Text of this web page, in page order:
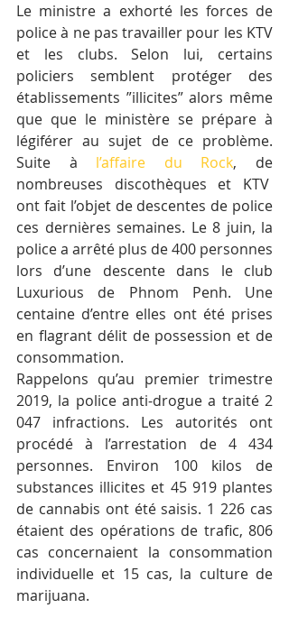
Le ministre a exhorté les forces de
police à ne pas travailler pour les KTV
et les clubs. Selon lui, certains
policiers semblent protéger des
établissements ”illicites” alors même
que que le ministère se prépare à
légiférer au sujet de ce problème.
Suite à l’affaire du Rock, de
nombreuses discothèques et KTV
ont fait l’objet de descentes de police
ces dernières semaines. Le 8 juin, la
police a arrêté plus de 400 personnes
lors d’une descente dans le club
Luxurious de Phnom Penh. Une
centaine d’entre elles ont été prises
en flagrant délit de possession et de
consommation.
Rappelons qu’au premier trimestre
2019, la police anti-drogue a traité 2
047 infractions. Les autorités ont
procédé à l’arrestation de 4 434
personnes. Environ 100 kilos de
substances illicites et 45 919 plantes
de cannabis ont été saisis. 1 226 cas
étaient des opérations de trafic, 806
cas concernaient la consommation
individuelle et 15 cas, la culture de
marijuana.